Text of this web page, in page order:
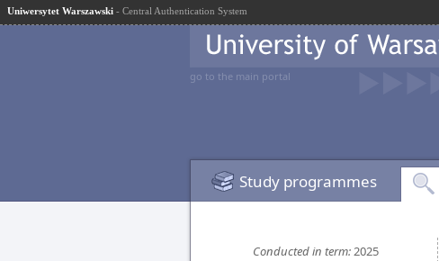
Uniwersytet Warszawski - Central Authentication System
go to the main portal
Study programmes
Conducted in term:2025